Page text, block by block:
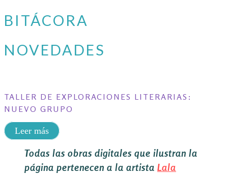
BITÁCORA
NOVEDADES
TALLER DE EXPLORACIONES LITERARIAS:
NUEVO GRUPO
Leer más
Todas las obras digitales que ilustran la
página pertenecen a la artista Lala